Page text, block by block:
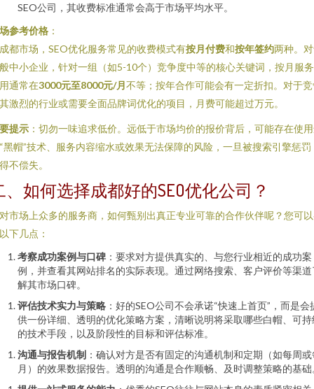
SEO公司，其收费标准通常会高于市场平均水平。
参考价格 ：
都市场，SEO优化服务常见的收费模式有按月付费和按年签约两种。
中小企业，针对一组（如5-10个）竞争度中等的核心关键词，按月服
通常在3000元至8000元/月不等；按年合作可能会有一定折扣。对于
激烈的行业或需要全面品牌词优化的项目，月费可能超过万元。
提示 ：切勿一味追求低价。远低于市场均价的报价背后，可能存在使
黑帽”技术、服务内容缩水或效果无法保障的风险，一旦被搜索引擎惩罚
不偿失。
、如何选择成都好的SEO优化公司？
市场上众多的服务商，如何甄别出真正专业可靠的合作伙伴呢？您可
下几点：
考察成功案例与口碑 ：要求对方提供真实的、与您行业相近的成功案
例，并查看其网站排名的实际表现。通过网络搜索、客户评价等渠道
解其市场口碑。
评估技术实力与策略 ：好的SEO公司不会承诺“快速上首页”，而是会
供一份详细、透明的优化策略方案，清晰说明将采取哪些白帽、可持
的技术手段，以及阶段性的目标和评估标准。
沟通与报告机制 ：确认对方是否有固定的沟通机制和定期（如每周或
月）的效果数据报告。透明的沟通是合作顺畅、及时调整策略的基础